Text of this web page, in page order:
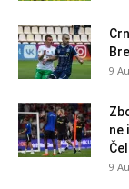
9
ne
9